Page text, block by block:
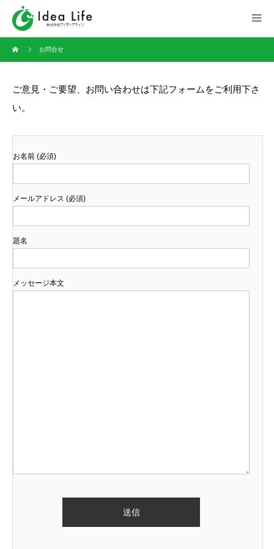
お問合せ
ご意見・ご要望、お問い合わせは下記フォームをご利用下さ
い。
お名前 (必須)
メールアドレス (必須)
題名
メッセージ本文